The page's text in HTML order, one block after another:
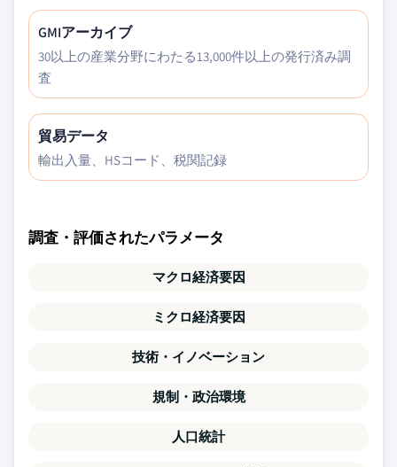
GMIアーカイブ
30以上の産業分野にわたる13,000件以上の発行済み調
査
貿易データ
輸出入量、HSコード、税関記録
調査・評価されたパラメータ
マクロ経済要因
ミクロ経済要因
技術・イノベーション
規制・政治環境
人口統計